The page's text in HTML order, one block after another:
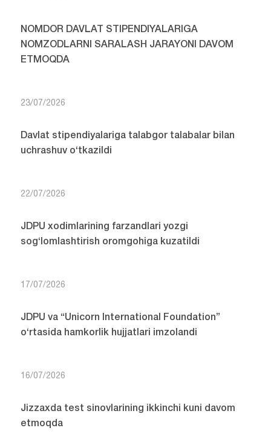
NOMDOR DAVLAT STIPENDIYALARIGA
NOMZODLARNI SARALASH JARAYONI DAVOM
ETMOQDA
23/07/2026
Davlat stipendiyalariga talabgor talabalar bilan
uchrashuv o‘tkazildi
22/07/2026
JDPU xodimlarining farzandlari yozgi
sog‘lomlashtirish oromgohiga kuzatildi
17/07/2026
JDPU va “Unicorn International Foundation”
o‘rtasida hamkorlik hujjatlari imzolandi
16/07/2026
Jizzaxda test sinovlarining ikkinchi kuni davom
etmoqda